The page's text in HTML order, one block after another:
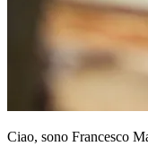
Ciao, sono Francesco